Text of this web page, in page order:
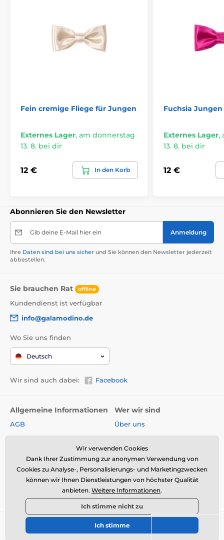
Fein cremige Fliege für Jungen
Externes Lager, am donnerstag
13. 8. bei dir
12 € In den Korb
Fuchsia
Externes Lager,
13. 8. bei dir
12 €
Abonnieren Sie den Newsletter
Gib deine E-Mail hier ein Anmeldung
Ihre Daten sind bei uns sicher und Sie können den Newsletter jederzeit
abbestellen.
Sie brauchen Rat offline
Kundendienst ist verfügbar
info@galamodino.de
Wo Sie uns finden
Deutsch
Wir sind auch dabei: Facebook
Allgemeine Informationen
AGB
Versand & Zahlungsarten
Rückgabe und Reklamation
Online-Retoure &
Wer wir sind
Über uns
Galamodino
Kontakt
Impressum
Datenschutz
© 2026 www.galamodino.de ⦁ E-Shop erstellt von
Wir verwenden Cookies
Dank Ihrer Zustimmung zur anonymen Verwendung von
Cookies zu Analyse-, Personalisierungs- und Marketingzwecken
können wir Ihnen Dienstleistungen von höchster Qualität
anbieten. Weitere Informationen.
Ich stimme nicht zu
Ich stimme